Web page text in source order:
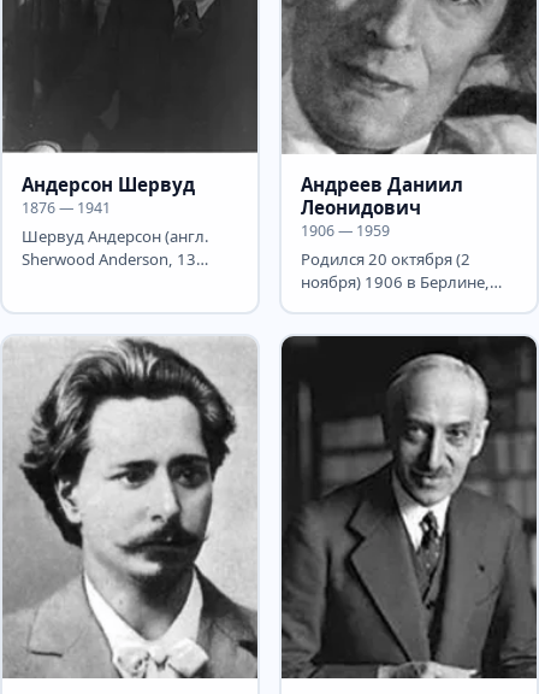
Андерсон Шервуд
1876 — 1941
Шервуд Андерсон (англ.
Sherwood Anderson, 13
Андреев Даниил
Леонидович
1906 — 1959
Родился 20 октября (2
ноября) 1906 в Берлине,